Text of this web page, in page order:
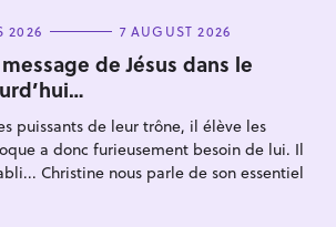
2026 7 AUGUST 2026
de Jésus dans le
puissants de leur trône, il élève les
a donc furieusement besoin de lui. Il
Christine nous parle de son essentiel